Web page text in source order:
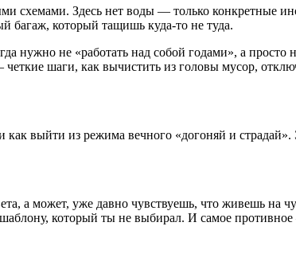
Здесь нет воды — только конкретные
багаж, который тащишь куда-то не туда.
не «работать над собой годами», а просто
шаги, как вычистить из головы мусор,
выйти из режима вечного «догоняй и
а может, уже давно чувствуешь, что живешь на
который ты не выбирал. И самое